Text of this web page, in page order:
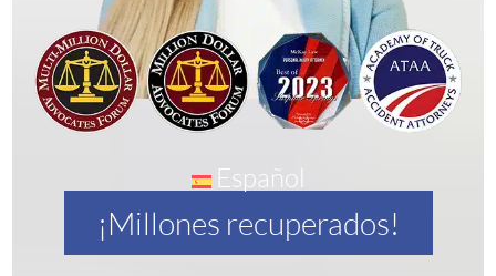
Español
¡Millones recuperados!